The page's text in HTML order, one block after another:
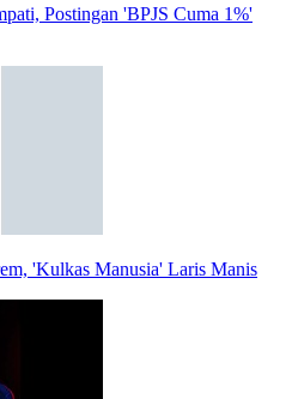
Postingan 'BPJS Cuma 1%'
'Kulkas Manusia' Laris Manis